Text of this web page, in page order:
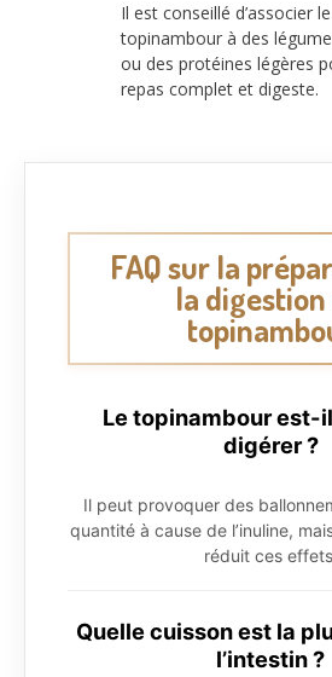
Il est conseillé d’associer le
topinambour à des
ou des protéines légères
repas complet et digeste.
FAQ sur la
la
Le topinambour est-
digérer ?
Il peut provoquer des
quantité à cause de l’inuline,
réduit ces
Quelle cuisson est la
l’intestin ?